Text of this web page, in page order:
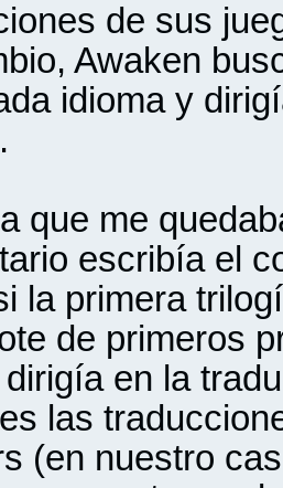
de sus
Awaken
idioma y
que me
escribía el
la primera
de primeros
en la
las
(en nuestro